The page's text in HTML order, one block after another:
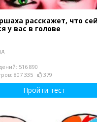
расскажет, что
у вас в голове
516 890
807 335
379
Пройти тест